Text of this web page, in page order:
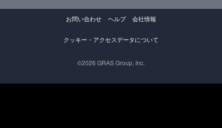
お問い合わせ ヘルプ 会社情報
クッキー・アクセスデータについて
©2026 GRAS Group, Inc.